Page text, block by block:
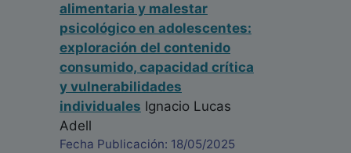
alimentaria y malestar
psicológico en adolescentes:
exploración del contenido
consumido, capacidad crítica
y vulnerabilidades
individuales Ignacio Lucas
Adell
Fecha Publicación: 18/05/2025